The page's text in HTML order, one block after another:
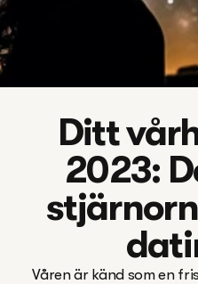
Ditt
2023:
Våren är känd som en